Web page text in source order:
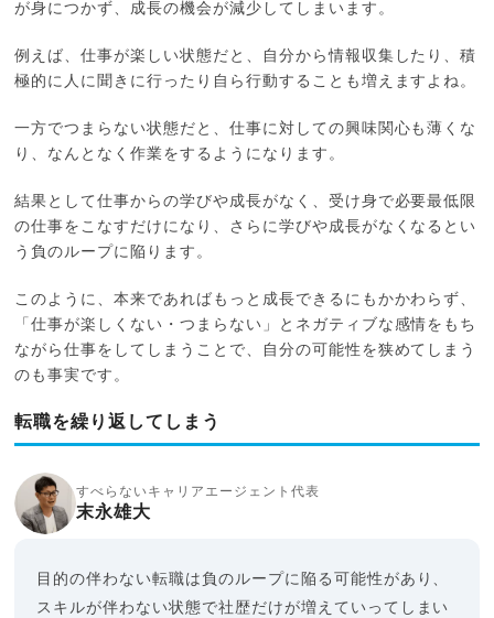
が身につかず、成長の機会が減少してしまいます。
例えば、仕事が楽しい状態だと、自分から情報収集したり、積
極的に人に聞きに行ったり自ら行動することも増えますよね。
一方でつまらない状態だと、仕事に対しての興味関心も薄くな
り、なんとなく作業をするようになります。
結果として仕事からの学びや成長がなく、受け身で必要最低限
の仕事をこなすだけになり、さらに学びや成長がなくなるとい
う負のループに陥ります。
このように、本来であればもっと成長できるにもかかわらず、
「仕事が楽しくない・つまらない」とネガティブな感情をもち
ながら仕事をしてしまうことで、自分の可能性を狭めてしまう
のも事実です。
転職を繰り返してしまう
すべらないキャリアエージェント代表
末永雄大
目的の伴わない転職は負のループに陥る可能性があり、
スキルが伴わない状態で社歴だけが増えていってしまい